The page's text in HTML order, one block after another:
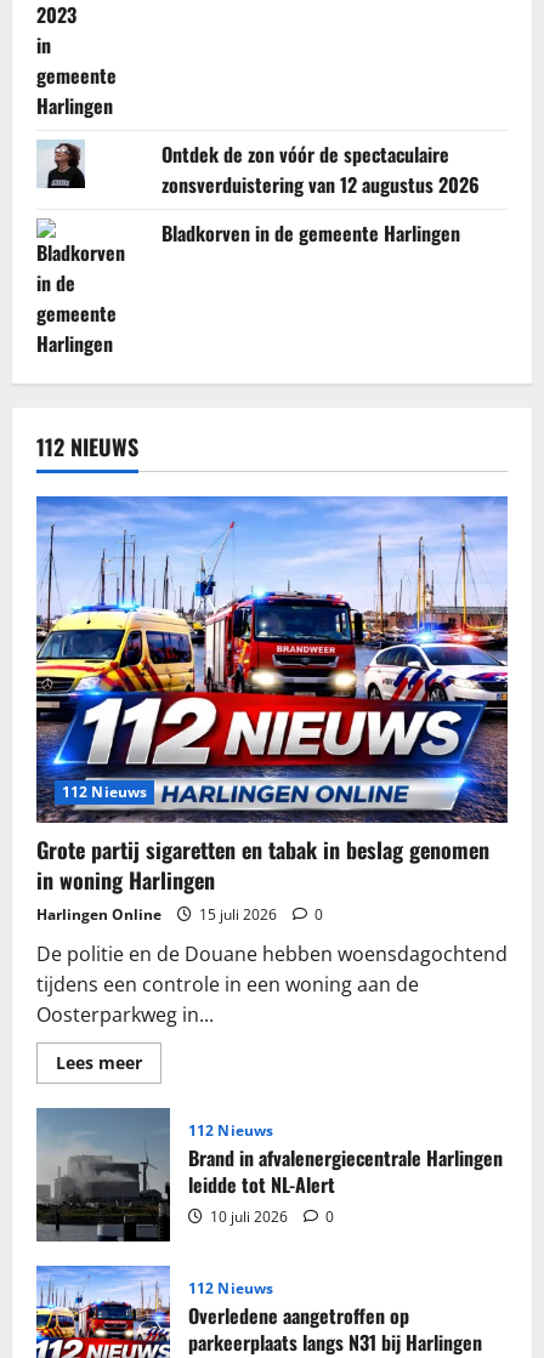
Ontdek de zon vóór de spectaculaire
zonsverduistering van 12 augustus 2026
Bladkorven in de gemeente Harlingen
112 NIEUWS
112 Nieuws
Grote partij sigaretten en tabak in beslag genomen
in woning Harlingen
Harlingen Online 15 juli 2026 0
De politie en de Douane hebben woensdagochtend
tijdens een controle in een woning aan de
Oosterparkweg in...
Lees meerLees
meer
Grote
sigaretten
en
tabak
in
beslag
genomen
in
woning
Harlingen
112 Nieuws
Brand in afvalenergiecentrale Harlingen
leidde tot NL-Alert
10 juli 2026 0
112 Nieuws
Overledene aangetroffen op
parkeerplaats langs N31 bij Harlingen